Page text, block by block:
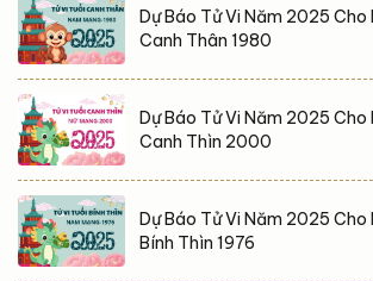
Dự Báo Tử Vi Năm 2025 Cho
Canh Thân 1980
Dự Báo Tử Vi Năm 2025 Cho
Canh Thìn 2000
Dự Báo Tử Vi Năm 2025 Cho
Bính Thìn 1976